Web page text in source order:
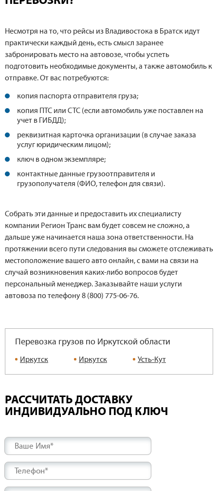
Несмотря на то, что рейсы из Владивостока в Братск идут
практически каждый день, есть смысл заранее
забронировать место на автовозе, чтобы успеть
подготовить необходимые документы, а также автомобиль к
отправке. От вас потребуются:
копия паспорта отправителя груза;
копия ПТС или СТС (если автомобиль уже поставлен на
учет в ГИБДД);
реквизитная карточка организации (в случае заказа
услуг юридическим лицом);
ключ в одном экземпляре;
контактные данные грузоотправителя и
грузополучателя (ФИО, телефон для связи).
Собрать эти данные и предоставить их специалисту
компании Регион Транс вам будет совсем не сложно, а
дальше уже начинается наша зона ответственности. На
протяжении всего пути следования вы сможете отслеживать
местоположение вашего авто онлайн, с вами на связи на
случай возникновения каких-либо вопросов будет
персональный менеджер. Заказывайте наши услуги
автовоза по телефону 8 (800) 775-06-76.
Перевозка грузов по Иркутской области
Иркутск Иркутск Усть-Кут
РАССЧИТАТЬ ДОСТАВКУ
ИНДИВИДУАЛЬНО ПОД КЛЮЧ
Ваше Имя*
Телефон*